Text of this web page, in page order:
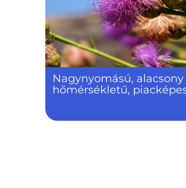
Nagynyomású, alacsony
hőmérsékletű,